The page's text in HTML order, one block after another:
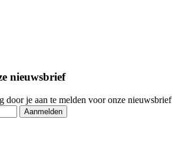
nieuwsbrief
door je aan te melden voor onze nieuwsbrief
Aanmelden